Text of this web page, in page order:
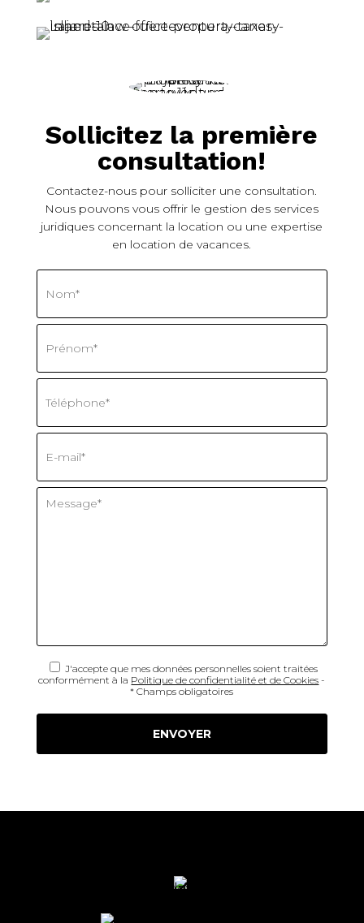
Sollicitez la première
consultation!
Contactez-nous pour solliciter une consultation.
Nous pouvons vous offrir le gestion des services
juridiques concernant la location ou une expertise
en location de vacances.
J'accepte que mes données personnelles soient traitées
conformément à la Politique de confidentialité et de Cookies -
* Champs obligatoires